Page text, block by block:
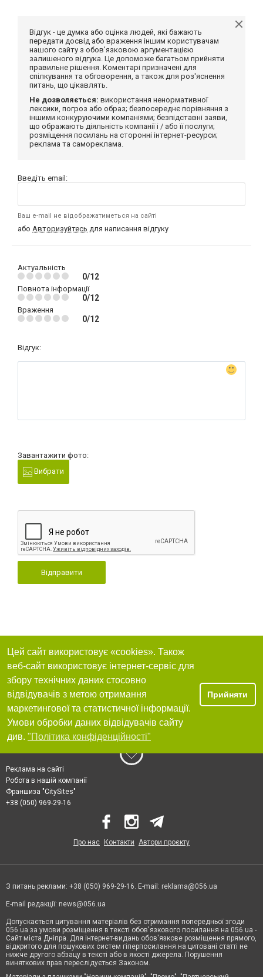
Відгук - це думка або оцінка людей, які бажають
передати досвід або враження іншим користувачам
нашого сайту з обов'язковою аргументацією
залишеного відгука. Це допоможе багатьом прийняти
правильне рішення. Коментарі призначені для
спілкування та обговорення, а також для роз'яснення
питань, що цікавлять.
Не дозволяється: використання ненормативної
лексики, погроз або образ; безпосереднє порівняння з
іншими конкуруючими компаніями; безпідставні заяви,
що ображають діяльність компанії і / або її послуги;
розміщення посилань на сторонні інтернет-ресурси;
реклама та самореклама.
Введіть email:
Ваш e-mail не відображатиметься на сайті
або Авторизуйтесь для написання відгуку
Актуальність
0/12
Повнота інформації
0/12
Враження
0/12
Відгук:
Завантажити фото:
Вибрати
Відправити
Цей сайт використовує «cookies». Також
веб-сайт використовує інтернет-сервіс для
збору технічних даних стосовно
відвідувачів з метою отримання
маркетингової та статистичної інформації.
Умови обробки даних відвідувачів сайту
див. "Політика конфіденційності"
Прийняти
Реклама на сайті
Робота в нашій компанії
Франшиза "CitySites"
+38 (050) 969-29-16
Про нас Контакти Автори проєкту
З питань реклами: +38 (050) 969-29-16. E-mail: reklama@056.ua
E-mail редакції: news@056.ua
Допускається цитування матеріалів без отримання попередньої згоди
056.ua за умови розміщення в тексті обов'язкового посилання на 056.ua -
Сайт міста Дніпра. Для інтернет-видань обов'язкове розміщення прямого,
відкритого для пошукових систем гіперпосилання на цитовані статті не
нижче другого абзацу в тексті або в якості джерела. Порушення
виняткових прав переслідується Законом.